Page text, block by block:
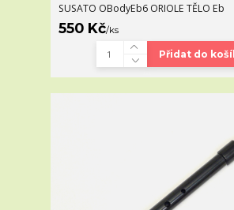
SUSATO OBodyEb6 ORIOLE TĚLO Eb
550 Kč/ks
Přidat do